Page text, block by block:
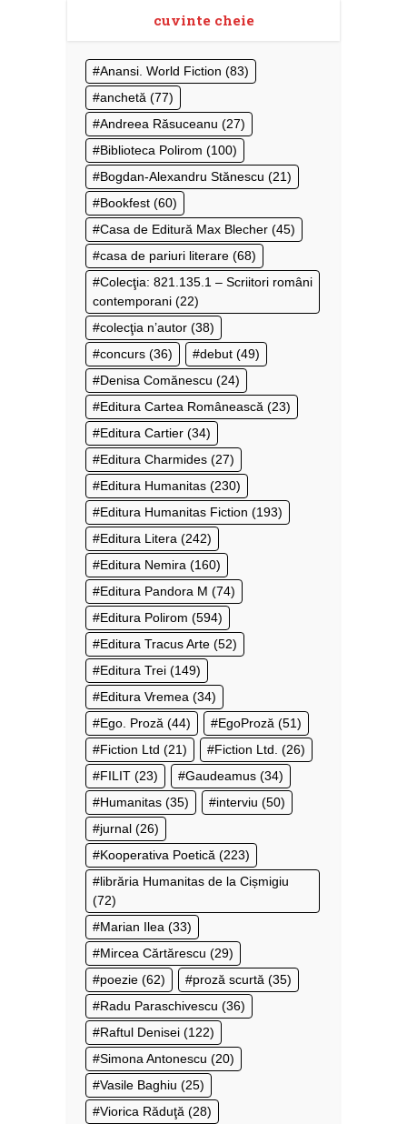
cuvinte cheie
Anansi. World Fiction (83)
anchetă (77)
Andreea Răsuceanu (27)
Biblioteca Polirom (100)
Bogdan-Alexandru Stănescu (21)
Bookfest (60)
Casa de Editură Max Blecher (45)
casa de pariuri literare (68)
Colecţia: 821.135.1 – Scriitori români
contemporani (22)
colecţia n’autor (38)
concurs (36) debut (49)
Denisa Comănescu (24)
Editura Cartea Românească (23)
Editura Cartier (34)
Editura Charmides (27)
Editura Humanitas (230)
Editura Humanitas Fiction (193)
Editura Litera (242)
Editura Nemira (160)
Editura Pandora M (74)
Editura Polirom (594)
Editura Tracus Arte (52)
Editura Trei (149)
Editura Vremea (34)
Ego. Proză (44) EgoProză (51)
Fiction Ltd (21) Fiction Ltd. (26)
FILIT (23) Gaudeamus (34)
Humanitas (35) interviu (50)
jurnal (26)
Kooperativa Poetică (223)
librăria Humanitas de la Cișmigiu
(72)
Marian Ilea (33)
Mircea Cărtărescu (29)
poezie (62) proză scurtă (35)
Radu Paraschivescu (36)
Raftul Denisei (122)
Simona Antonescu (20)
Vasile Baghiu (25)
Viorica Răduţă (28)